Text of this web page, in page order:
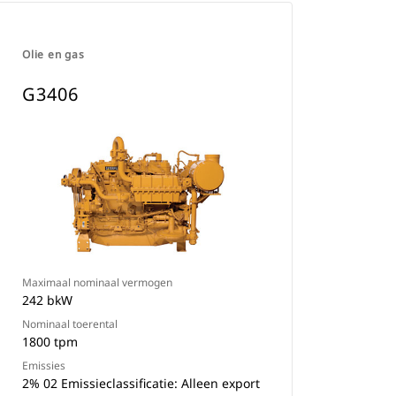
Olie en gas
G3406
Maximaal nominaal vermogen
242 bkW
Nominaal toerental
1800 tpm
Emissies
2% 02 Emissieclassificatie: Alleen export